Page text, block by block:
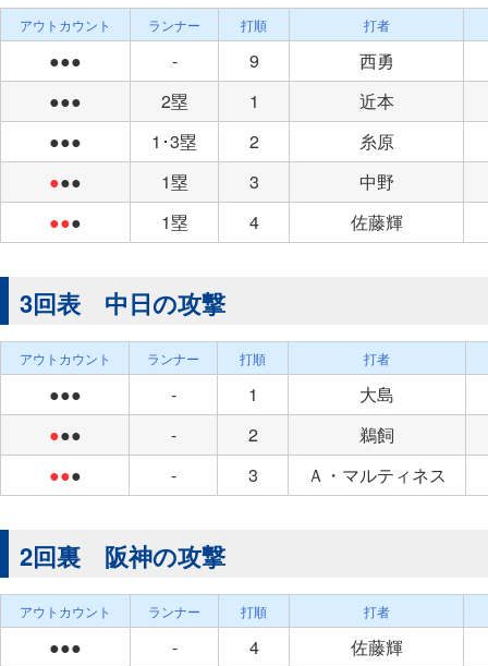
アウトカウント ランナー 打順 打者
●●● - 9
西勇
●●●
2塁 1
近本
●●●
1･3塁 2
糸原
●●● 1塁 3
中野
●●● 1塁 4 佐藤輝
3回表 中日の攻撃
アウトカウント ランナー 打順 打者
●●● - 1
大島
●●● - 2
鵜飼
●●● - 3 Ａ・マルティネス
2回裏 阪神の攻撃
アウトカウント ランナー 打順 打者
●●● - 4
佐藤輝